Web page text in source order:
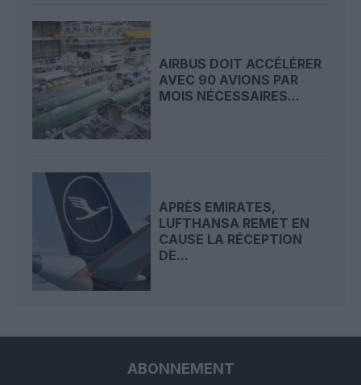
AIRBUS DOIT ACCÉLÉRER
AVEC 90 AVIONS PAR
MOIS NÉCESSAIRES...
APRÈS EMIRATES,
LUFTHANSA REMET EN
CAUSE LA RÉCEPTION
DE...
ABONNEMENT